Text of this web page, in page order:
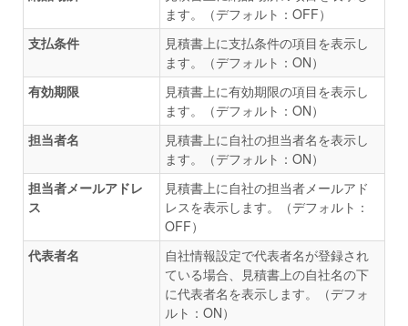
ます。（デフォルト：OFF）
支払条件
見積書上に支払条件の項目を表示し
ます。（デフォルト：ON）
有効期限
見積書上に有効期限の項目を表示し
ます。（デフォルト：ON）
担当者名
見積書上に自社の担当者名を表示し
ます。（デフォルト：ON）
担当者メールアドレ
ス
見積書上に自社の担当者メールアド
レスを表示します。（デフォルト：
OFF）
代表者名
自社情報設定で代表者名が登録され
ている場合、見積書上の自社名の下
に代表者名を表示します。（デフォ
ルト：ON）